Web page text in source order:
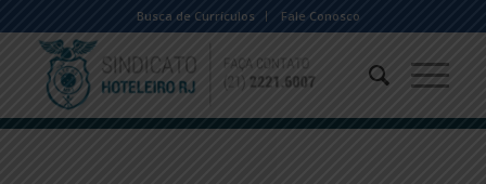
Busca de Currículos Fale Conosco